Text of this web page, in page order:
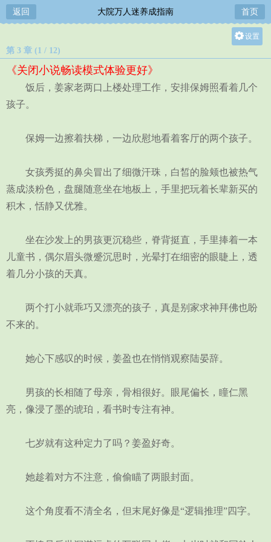
返回 大院万人迷养成指南 首页
设置
中
第 3 章 (1 / 12)
《关闭小说畅读模式体验更好》
饭后，姜家老两口上楼处理工作，安排保姆照看着几个
孩子。
保姆一边擦着扶梯，一边欣慰地看着客厅的两个孩子。
女孩秀挺的鼻尖冒出了细微汗珠，白皙的脸颊也被热气
蒸成淡粉色，盘腿随意坐在地板上，手里把玩着长辈新买的
积木，恬静又优雅。
坐在沙发上的男孩更沉稳些，脊背挺直，手里捧着一本
儿童书，偶尔眉头微蹙沉思时，光晕打在细密的眼睫上，透
着几分小孩的天真。
两个打小就乖巧又漂亮的孩子，真是别家求神拜佛也盼
不来的。
她心下感叹的时候，姜盈也在悄悄观察陆晏辞。
男孩的长相随了母亲，骨相很好。眼尾偏长，瞳仁黑
亮，像浸了墨的琥珀，看书时专注有神。
七岁就有这种定力了吗？姜盈好奇。
她趁着对方不注意，偷偷瞄了两眼封面。
这个角度看不清全名，但末尾好像是“逻辑推理”四字。